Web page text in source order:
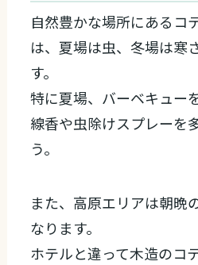
自然豊かな場所にあるコ
は、夏場は虫、冬場は寒
す。
特に夏場、バーベキュー
線香や虫除けスプレーを
う。
また、高原エリアは朝晩
なります。
ホテルと違って木造のコ